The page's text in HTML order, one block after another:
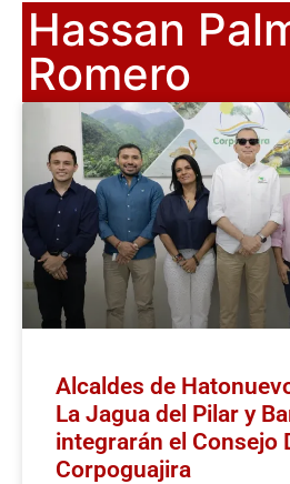
Hassan
Romero
Alcaldes de
La Jagua del Pilar y
integrarán el Consejo
Corpoguajira